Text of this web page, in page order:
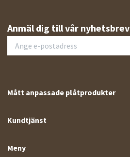
Anmäl dig till vår nyhetsbrev
Mått anpassade plåtprodukter
Kundtjänst
Meny